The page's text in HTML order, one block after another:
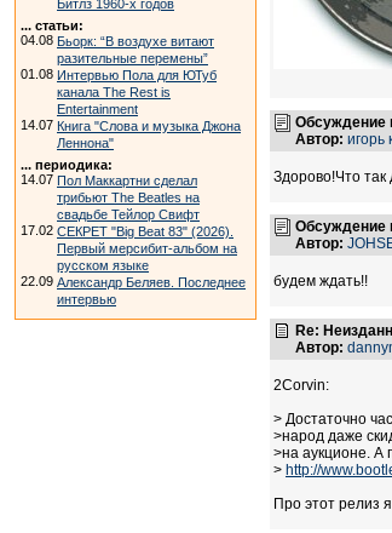
Битлз 1960-х годов
... статьи:
04.08 Бьорк: “В воздухе витают
разительные перемены”
01.08 Интервью Пола для ЮТуб
канала The Rest is
Entertainment
14.07 Книга "Слова и музыка Джона
Леннона"
... периодика:
14.07 Пол Маккартни сделал
трибьют The Beatles на
свадьбе Тейлор Свифт
17.02 СЕКРЕТ "Big Beat 83" (2026).
Первый мерсибит-альбом на
русском языке
22.09 Александр Беляев. Последнее
интервью
Обсуждение
Автор: игорь
Здорово!Что так
Обсуждение
Автор:
будем ждать!!
Re:
Автор:
2Corvin:
> Достаточно
>народ даже
>на аукционе. А
> http://
Про этот релиз